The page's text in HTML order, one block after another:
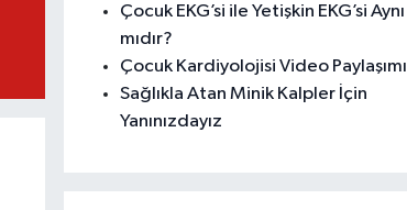
Çocuk EKG’si ile Yetişkin EKG’si Aynı
mıdır?
Çocuk Kardiyolojisi Video Paylaşımı
Sağlıkla Atan Minik Kalpler İçin
Yanınızdayız